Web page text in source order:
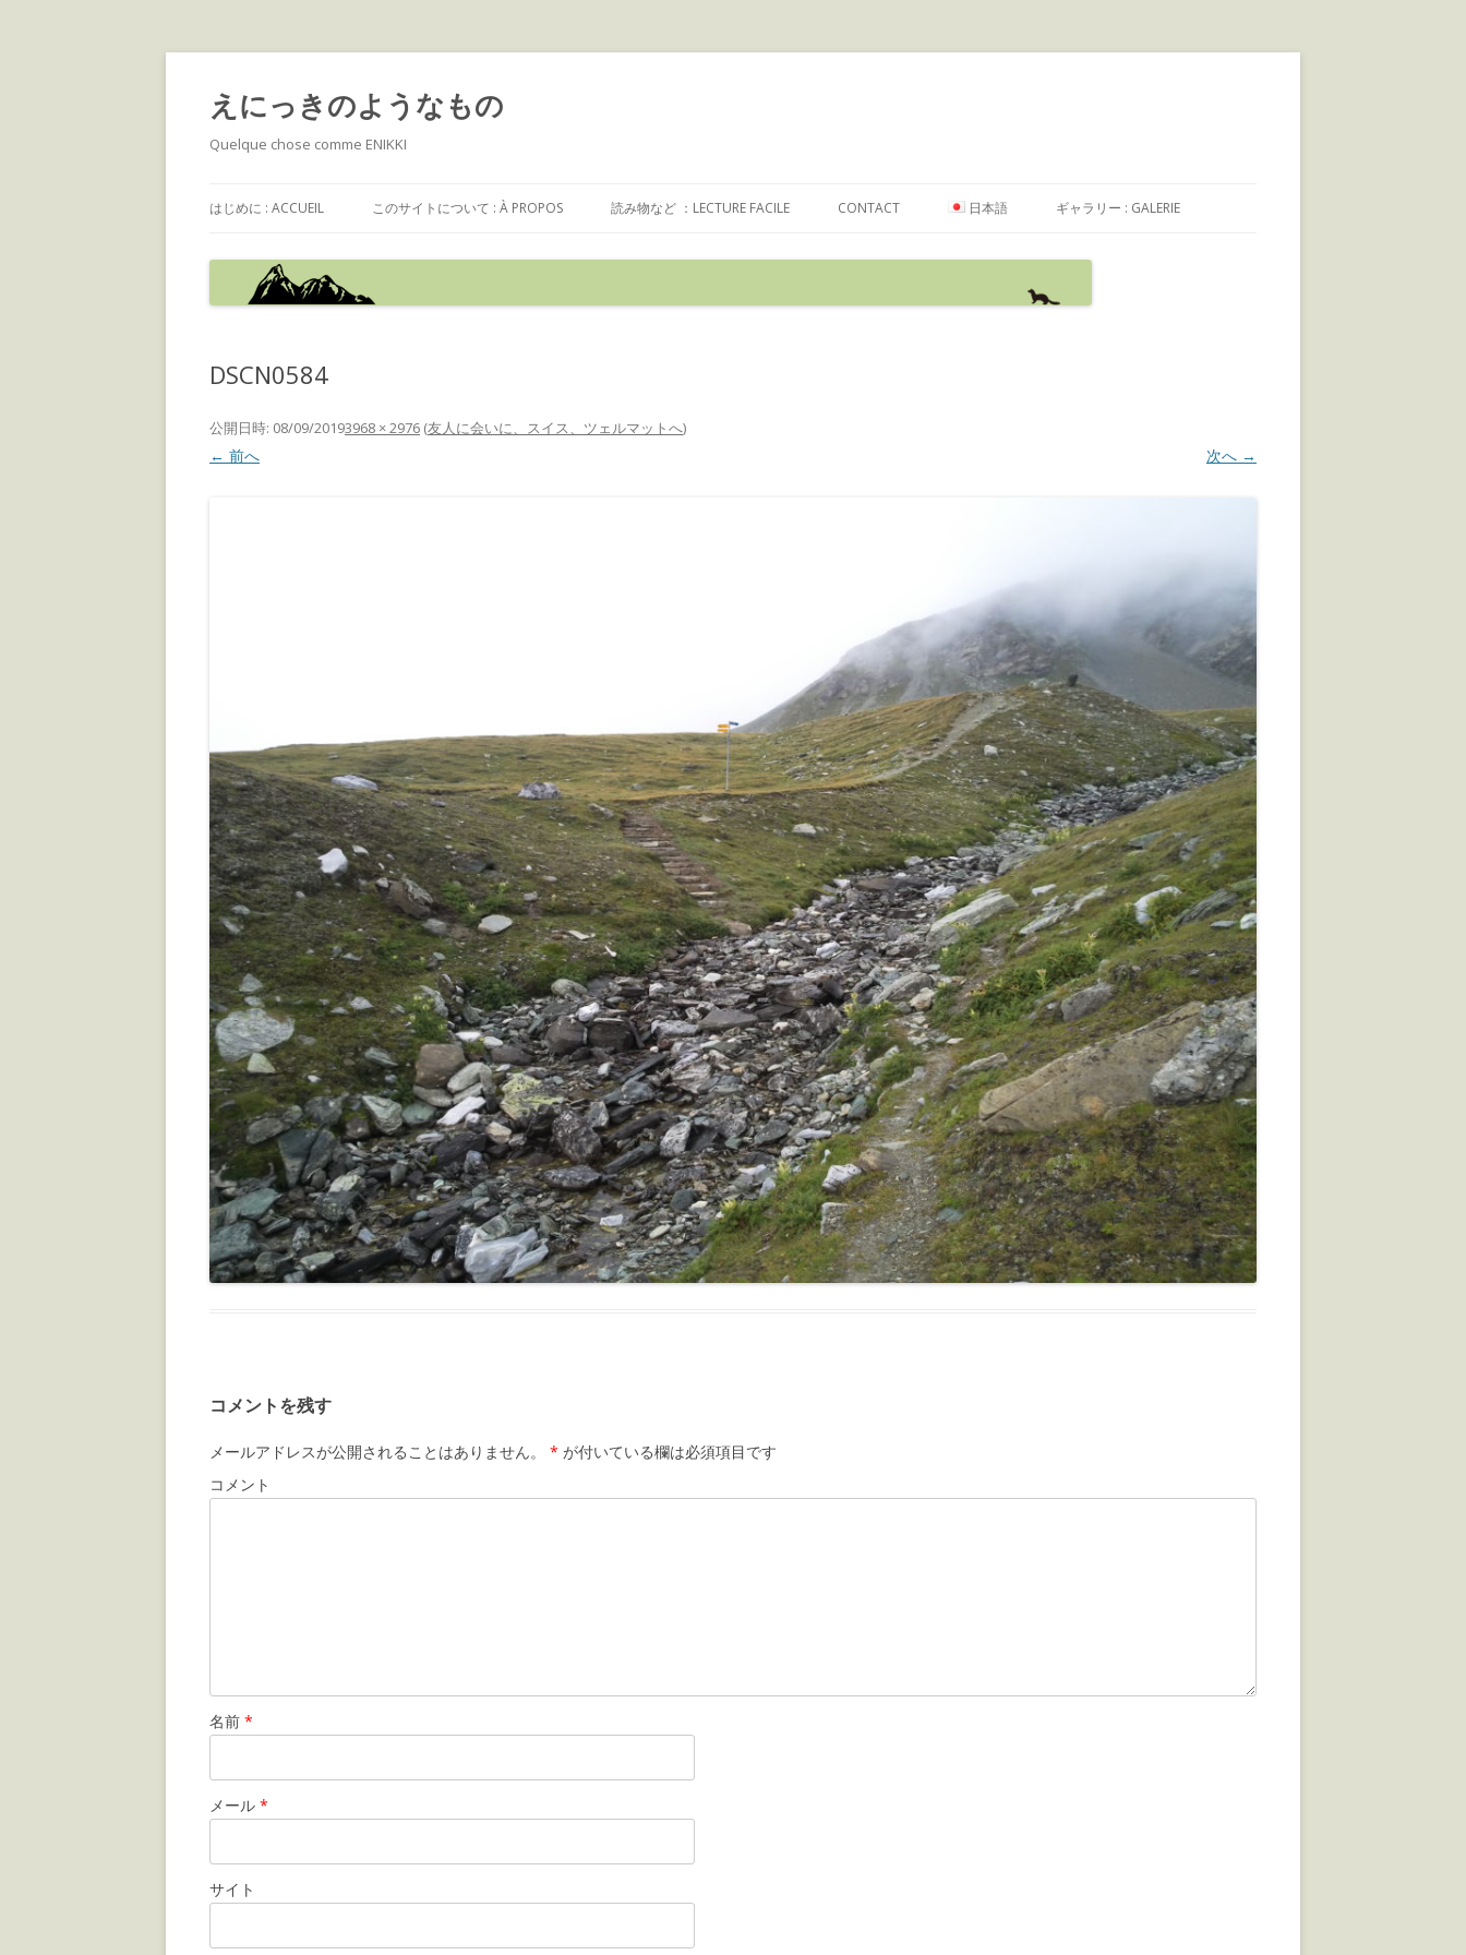
えにっきのようなもの
Quelque chose comme ENIKKI
ン
へ
ッ
はじめに : ACCUEIL このサイトについて : À PROPOS 読み物など ：LECTURE FACILE CONTACT 日本語
FRANÇAIS
ギャラリー : GALERIE
DSCN0584
公開日時: 08/09/20193968 × 2976 (友人に会いに、スイス、ツェルマットへ)
← 前へ 次へ →
コメントを残す
メールアドレスが公開されることはありません。 * が付いている欄は必須項目です
コメント
名前 *
メール *
サイト